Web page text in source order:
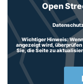
Open
Wichtiger Hinweis:
angezeigt wird,
Sie, die Seite zu